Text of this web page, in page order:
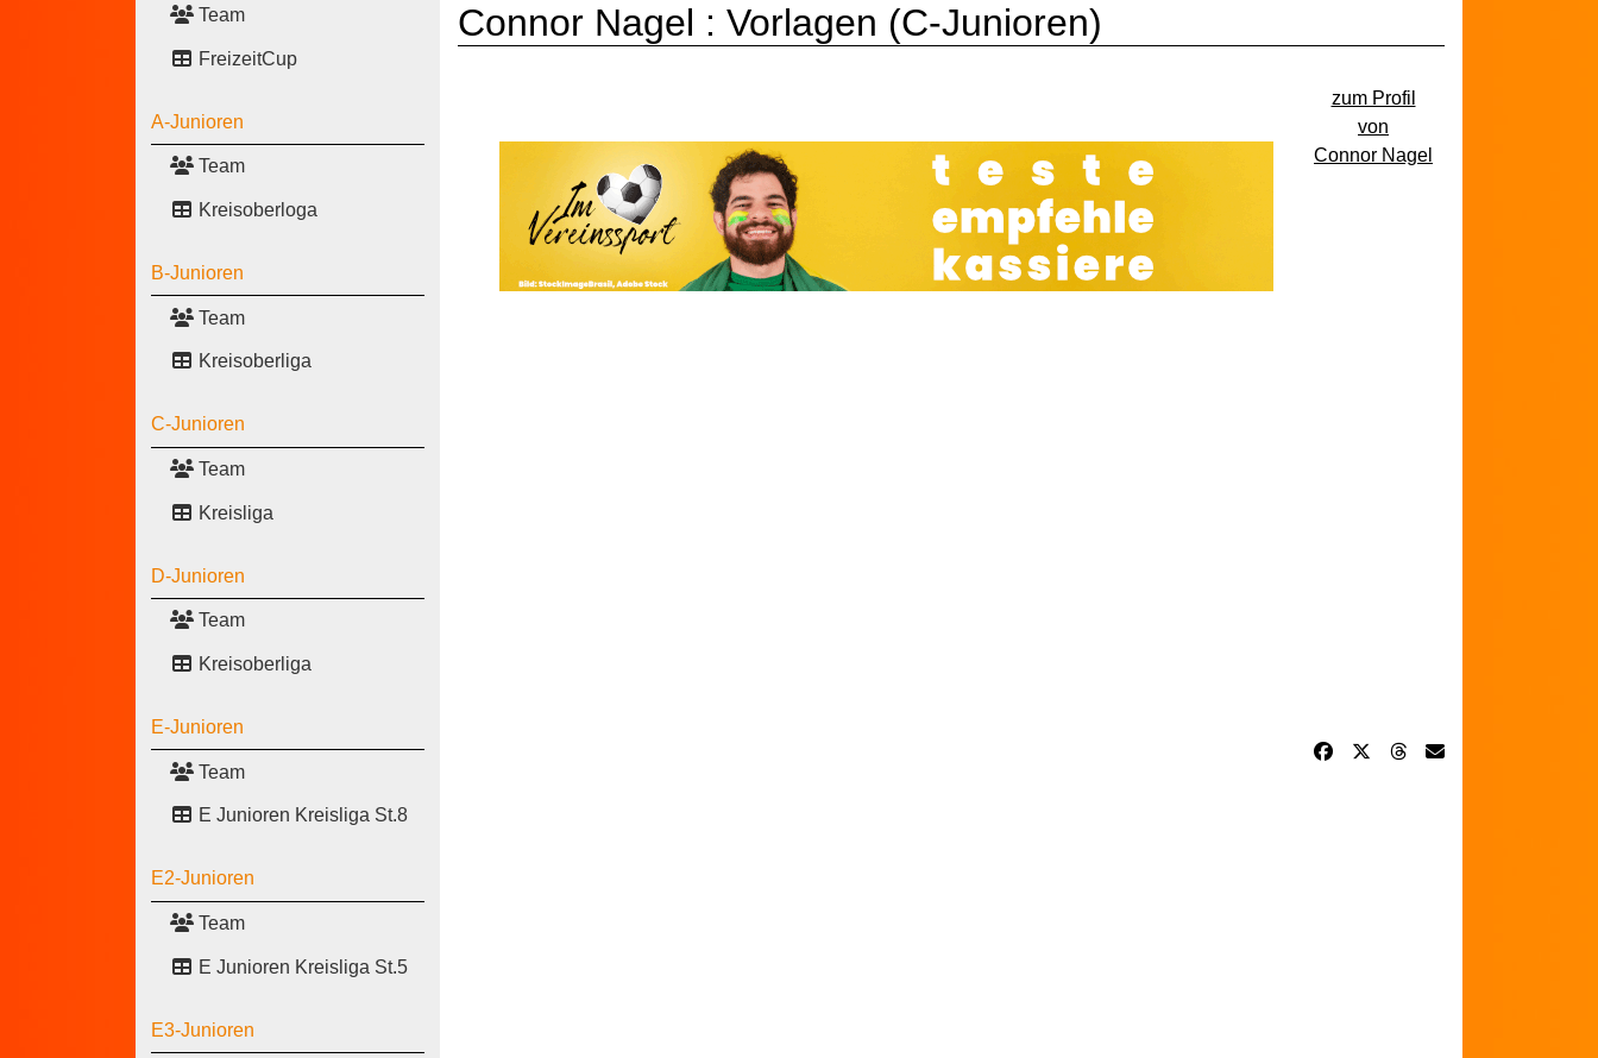
Team
FreizeitCup
A-Junioren
Team
Kreisoberloga
B-Junioren
Team
Kreisoberliga
C-Junioren
Team
Kreisliga
D-Junioren
Team
Kreisoberliga
E-Junioren
Team
E Junioren Kreisliga St.8
E2-Junioren
Team
E Junioren Kreisliga St.5
E3-Junioren
Connor Nagel : Vorlagen (C-Junioren)
zum Profil
von
Connor Nagel